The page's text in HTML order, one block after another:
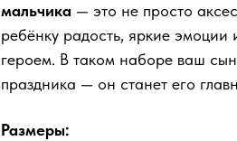
мальчика — это не просто
ребёнку радость, яркие эмоции
героем. В таком наборе ваш
праздника — он станет его
Размеры: